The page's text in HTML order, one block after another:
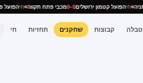
נתניה חיהפועל קטמון ירושלים0–0 מכבי פתח תקווה חי
טבלה קבוצות שחקנים תחזיות חי